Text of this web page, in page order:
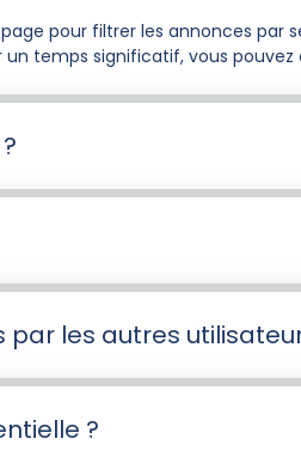
pour filtrer les annonces par
temps significatif, vous
les autres
?